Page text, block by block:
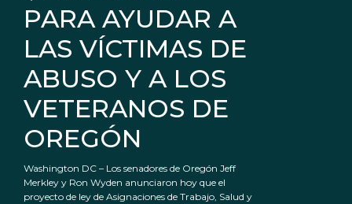
PARA AYUDAR A
LAS VÍCTIMAS DE
ABUSO Y A LOS
VETERANOS DE
OREGÓN
Washington DC – Los senadores de Oregón Jeff
Merkley y Ron Wyden anunciaron hoy que el
proyecto de ley de Asignaciones de Trabajo, Salud y